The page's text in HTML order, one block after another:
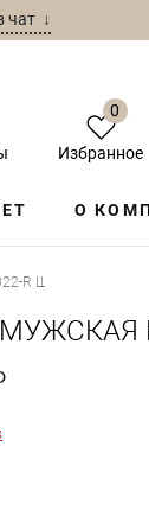
чат ↓
0
Избранное
О
R ШАМПАНЬ